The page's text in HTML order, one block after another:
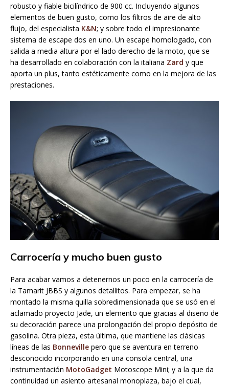
robusto y fiable bicilíndrico de 900 cc. Incluyendo algunos
elementos de buen gusto, como los filtros de aire de alto
flujo, del especialista K&N; y sobre todo el impresionante
sistema de escape dos en uno. Un escape homologado, con
salida a media altura por el lado derecho de la moto, que se
ha desarrollado en colaboración con la italiana Zard y que
aporta un plus, tanto estéticamente como en la mejora de las
prestaciones.
Carrocería y mucho buen gusto
Para acabar vamos a detenernos un poco en la carrocería de
la Tamarit JBBS y algunos detallitos. Para empezar, se ha
montado la misma quilla sobredimensionada que se usó en el
aclamado proyecto Jade, un elemento que gracias al diseño de
su decoración parece una prolongación del propio depósito de
gasolina. Otra pieza, esta última, que mantiene las clásicas
líneas de las Bonneville pero que se aventura en terreno
desconocido incorporando en una consola central, una
instrumentación MotoGadget Motoscope Mini; y a la que da
continuidad un asiento artesanal monoplaza, bajo el cual,